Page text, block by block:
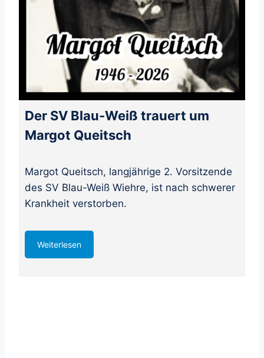
Der SV Blau-Weiß trauert um
Margot Queitsch
Margot Queitsch, langjährige 2. Vorsitzende
des SV Blau-Weiß Wiehre, ist nach schwerer
Krankheit verstorben.
Weiterlesen